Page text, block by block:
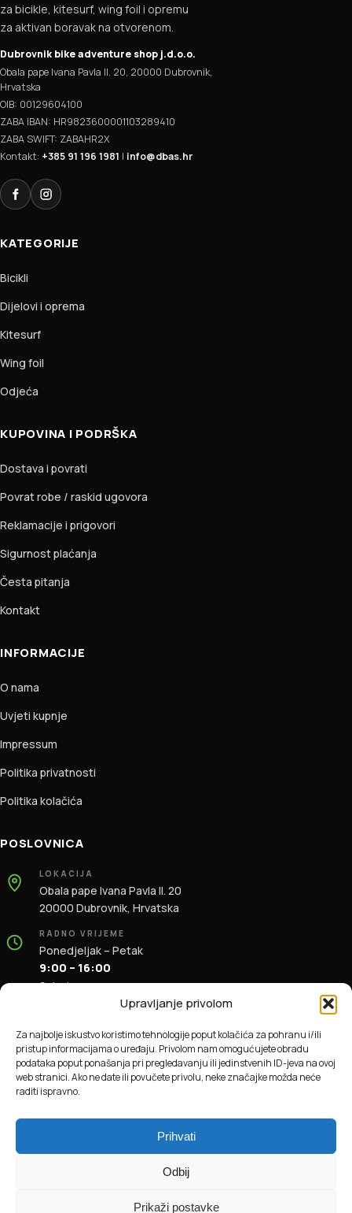
Upravljanje privolom
Za najbolje iskustvo koristimo tehnologije poput kolačića za pohranu i/ili
pristup informacijama o uređaju. Privolom nam omogućujete obradu
podataka poput ponašanja pri pregledavanju ili jedinstvenih ID-jeva na ovoj
web stranici. Ako ne date ili povučete privolu, neke značajke možda neće
raditi ispravno.
Prihvati
Odbij
Prikaži postavke
za bicikle, kitesurf, wing foil i opremu
za aktivan boravak na otvorenom.
Dubrovnik bike adventure shop j.d.o.o.
Obala pape Ivana Pavla II. 20, 20000 Dubrovnik,
Hrvatska
OIB: 00129604100
ZABA IBAN: HR9823600001103289410
ZABA SWIFT: ZABAHR2X
Kontakt: +385 91 196 1981 | info@dbas.hr
FacebookInstagram
KATEGORIJE
Bicikli
Dijelovi i oprema
Kitesurf
Wing foil
Odjeća
KUPOVINA I PODRŠKA
Dostava i povrati
Povrat robe / raskid ugovora
Reklamacije i prigovori
Sigurnost plaćanja
Česta pitanja
Kontakt
INFORMACIJE
O nama
Uvjeti kupnje
Impressum
Politika privatnosti
Politika kolačića
POSLOVNICA
LOKACIJA
Obala pape Ivana Pavla II. 20
20000 Dubrovnik, Hrvatska
RADNO VRIJEME
Ponedjeljak – Petak
9:00 – 16:00
Subota
+385 91 196 1981
info@dbas.hr